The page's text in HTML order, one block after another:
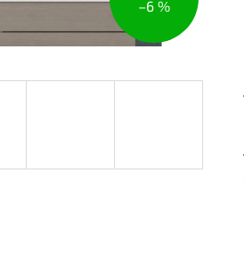
–6 %